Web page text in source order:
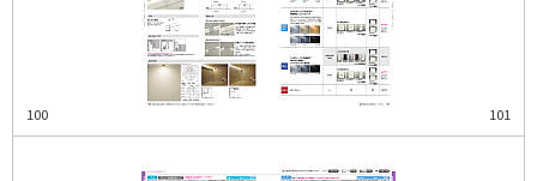
100 101